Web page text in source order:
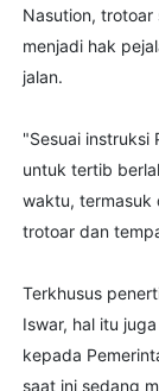
Nasution, trotoar
menjadi hak
jalan.
"Sesuai instruksi
untuk tertib
waktu, termasuk
trotoar dan
Terkhusus
Iswar, hal itu
kepada
saat ini sedang